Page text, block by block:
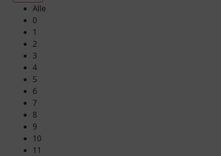
Alle
0
1
2
3
4
5
6
7
8
9
10
11